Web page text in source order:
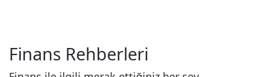
Finans Rehberleri